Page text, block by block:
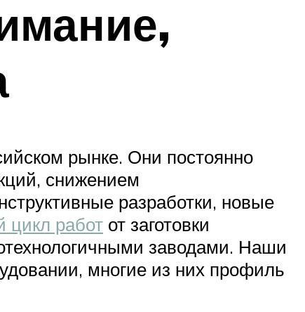
рынке. Они постоянно
снижением
разработки, новые
цикл работ от заготовки
заводами. Наши
многие из них профиль